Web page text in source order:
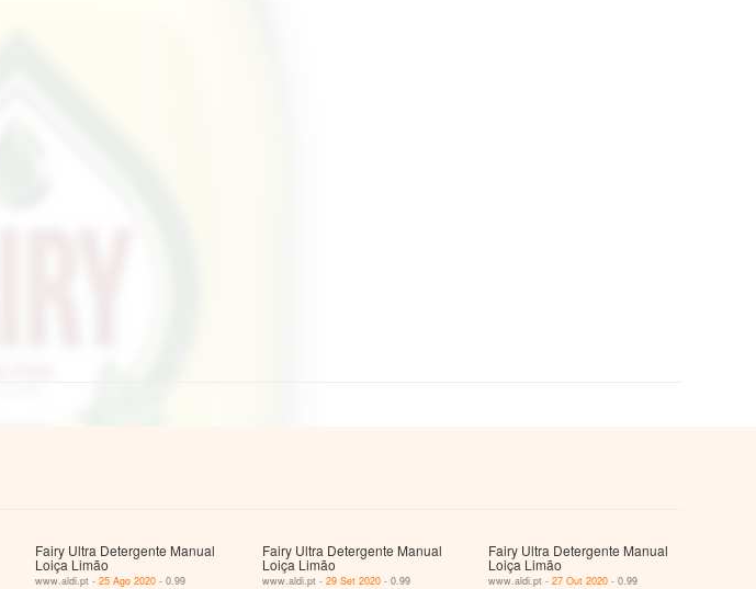
Fairy Ultra Detergente Manual
Loiça Limão
www.aldi.pt - 25 Ago 2020- 0.99
Fairy Ultra Detergente Manual
Loiça Limão
www.aldi.pt - 29 Set 2020- 0.99
Fairy Ultra Detergente Manual
Loiça Limão
www.aldi.pt -27 Out 2020 - 0.99